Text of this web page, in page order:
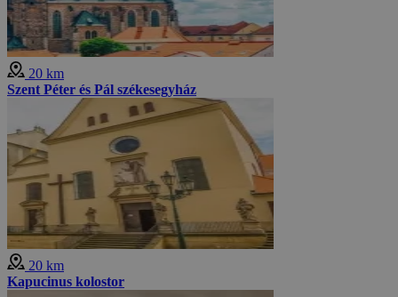
20 km
Szent Péter és Pál székesegyház
20 km
Kapucinus kolostor